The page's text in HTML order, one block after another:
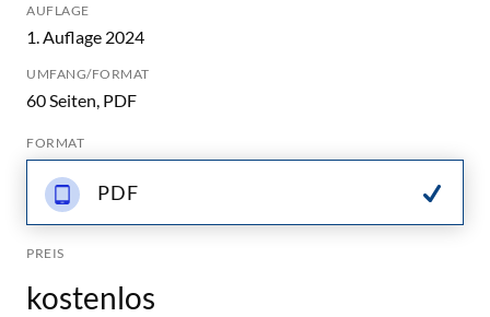
AUFLAGE
1. Auflage 2024
UMFANG/FORMAT
60 Seiten, PDF
FORMAT
PDF
PREIS
kostenlos